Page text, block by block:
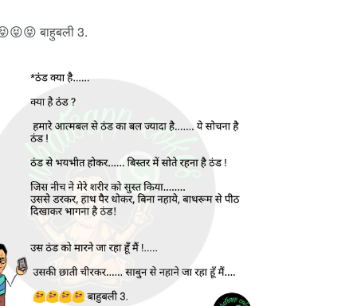
बाहुबली 3.